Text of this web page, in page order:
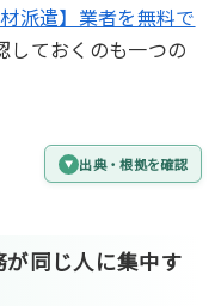
材派遣】業者を無料で
しておくのも一つの
出典・根拠を確認
同じ人に集中す